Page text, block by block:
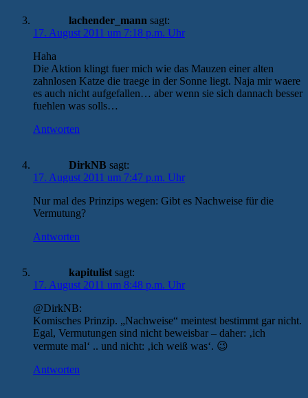
lachender_mann sagt:
17. August 2011 um 7:18 p.m. Uhr
Haha
Die Aktion klingt fuer mich wie das Mauzen einer alten
zahnlosen Katze die traege in der Sonne liegt. Naja mir waere
es auch nicht aufgefallen… aber wenn sie sich dannach besser
fuehlen was solls…
Antworten
DirkNB sagt:
17. August 2011 um 7:47 p.m. Uhr
Nur mal des Prinzips wegen: Gibt es Nachweise für die
Vermutung?
Antworten
kapitulist sagt:
17. August 2011 um 8:48 p.m. Uhr
@DirkNB:
Komisches Prinzip. „Nachweise“ meintest bestimmt gar nicht.
Egal, Vermutungen sind nicht beweisbar – daher: ‚ich
vermute mal‘ .. und nicht: ‚ich weiß was‘. 😉
Antworten